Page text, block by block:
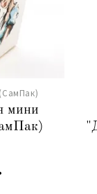
мини